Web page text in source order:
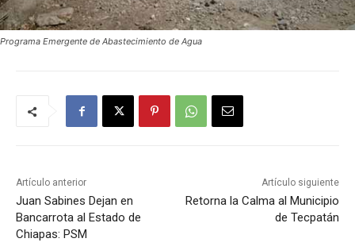
Programa Emergente de Abastecimiento de Agua
Artículo anterior
Juan Sabines Dejan en
Bancarrota al Estado de
Chiapas: PSM
Artículo siguiente
Retorna la Calma al Municipio
de Tecpatán